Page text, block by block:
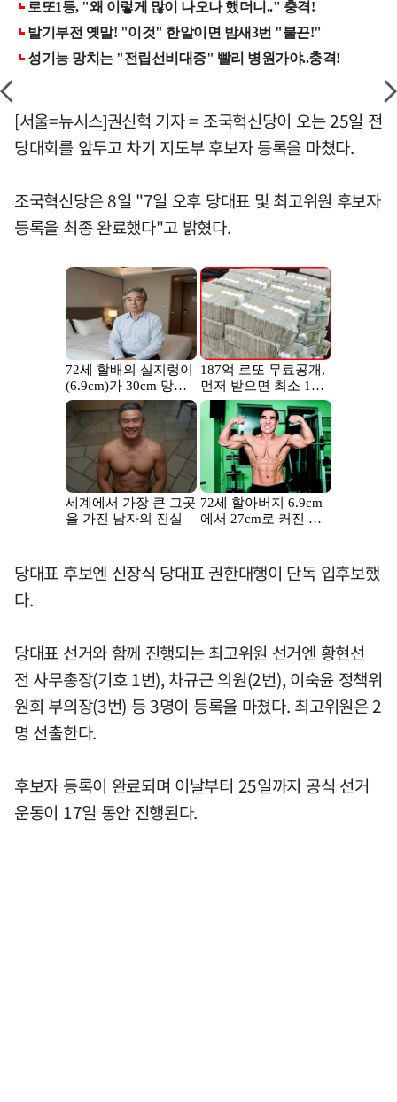
[서울=뉴시스]권신혁 기자 = 조국혁신당이 오는 25일 전
당대회를 앞두고 차기 지도부 후보자 등록을 마쳤다.
조국혁신당은 8일 "7일 오후 당대표 및 최고위원 후보자
등록을 최종 완료했다"고 밝혔다.
당대표 후보엔 신장식 당대표 권한대행이 단독 입후보했
다.
당대표 선거와 함께 진행되는 최고위원 선거엔 황현선
전 사무총장(기호 1번), 차규근 의원(2번), 이숙윤 정책위
원회 부의장(3번) 등 3명이 등록을 마쳤다. 최고위원은 2
명 선출한다.
후보자 등록이 완료되며 이날부터 25일까지 공식 선거
운동이 17일 동안 진행된다.